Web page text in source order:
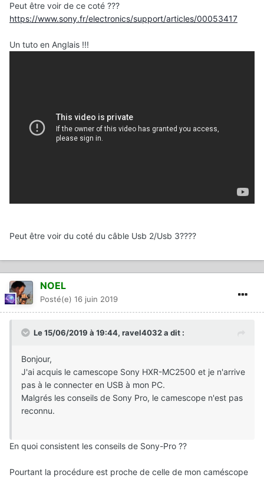
Peut être voir de ce coté ???
https://www.sony.fr/electronics/support/articles/00053417
Un tuto en Anglais !!!
Peut être voir du coté du câble Usb 2/Usb 3????
NOEL
Posté(e) 16 juin 2019
Le 15/06/2019 à 19:44, ravel4032a dit :
Bonjour,
J'ai acquis le camescope Sony HXR-MC2500 et je n'arrive
pas à le connecter en USB à mon PC.
Malgrés les conseils de Sony Pro, le camescope n'est pas
reconnu.
En quoi consistent les conseils de Sony-Pro ??
Pourtant la procédure est proche de celle de mon caméscope